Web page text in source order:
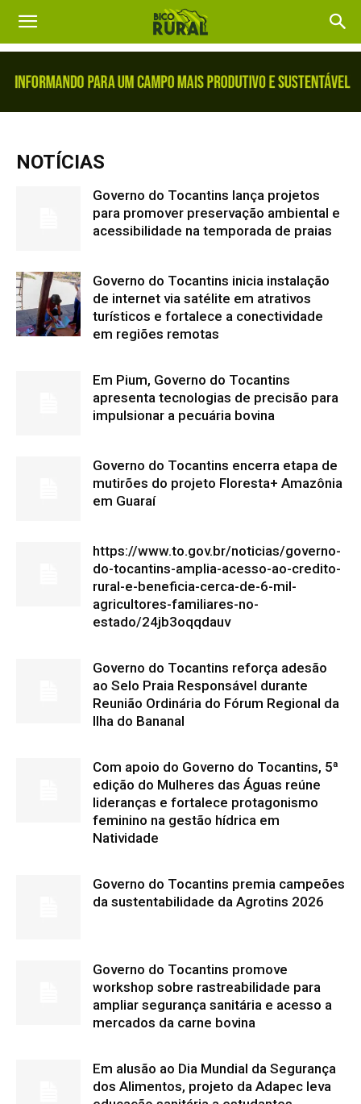
NOTÍCIAS
Governo do Tocantins lança projetos
para promover preservação ambiental e
acessibilidade na temporada de praias
Governo do Tocantins inicia instalação
de internet via satélite em atrativos
turísticos e fortalece a conectividade
em regiões remotas
Em Pium, Governo do Tocantins
apresenta tecnologias de precisão para
impulsionar a pecuária bovina
Governo do Tocantins encerra etapa de
mutirões do projeto Floresta+ Amazônia
em Guaraí
https://www.to.gov.br/noticias/governo-
do-tocantins-amplia-acesso-ao-credito-
rural-e-beneficia-cerca-de-6-mil-
agricultores-familiares-no-
estado/24jb3oqqdauv
Governo do Tocantins reforça adesão
ao Selo Praia Responsável durante
Reunião Ordinária do Fórum Regional da
Ilha do Bananal
Com apoio do Governo do Tocantins, 5ª
edição do Mulheres das Águas reúne
lideranças e fortalece protagonismo
feminino na gestão hídrica em
Natividade
Governo do Tocantins premia campeões
da sustentabilidade da Agrotins 2026
Governo do Tocantins promove
workshop sobre rastreabilidade para
ampliar segurança sanitária e acesso a
mercados da carne bovina
Em alusão ao Dia Mundial da Segurança
dos Alimentos, projeto da Adapec leva